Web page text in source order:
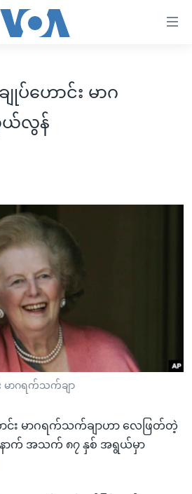
လွန်
လက်များ
ျုပ်ဟောင်း မာဂ
ယ်လွန်
မာဂရက်သက်ချာ
ာင်း မာဂရက်သက်ချာဟာ လေဖြတ်တဲ့
နောက် အသက် ၈၇ နှစ် အရွယ်မှာ